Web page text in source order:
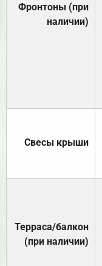
Фронтоны (при
наличии)
Свесы крыши
Терраса/балкон
(при наличии)